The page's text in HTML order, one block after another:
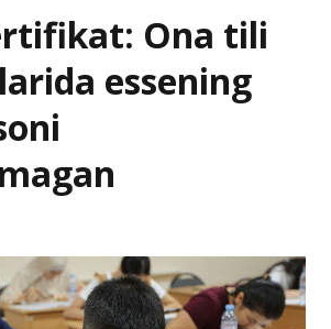
Ona tili
essening